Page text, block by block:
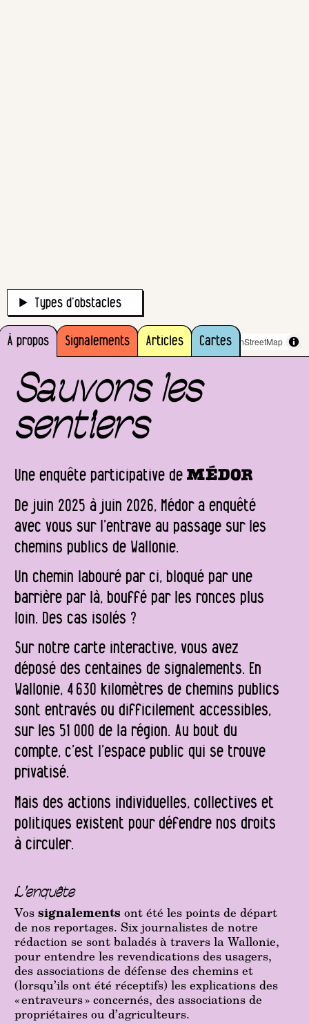
À propos Signalements Articles Cartes
Sauvons les
sentiers
Une enquête participative de
De juin 2025 à juin 2026, Médor a enquêté
avec vous sur l’entrave au passage sur les
chemins publics de Wallonie.
Un chemin labouré par ci, bloqué par une
barrière par là, bouffé par les ronces plus
loin. Des cas isolés ?
Sur notre carte interactive, vous avez
déposé des centaines de signalements. En
Wallonie, 4 630 kilomètres de chemins publics
sont entravés ou difficilement accessibles,
sur les 51 000 de la région. Au bout du
compte, c’est l’espace public qui se trouve
privatisé.
Mais des actions individuelles, collectives et
politiques existent pour défendre nos droits
à circuler.
L’enquête
Vossignalements ont été les points de départ
de nos reportages. Six journalistes de notre
rédaction se sont baladés à travers la Wallonie,
pour entendre les revendications des usagers,
des associations de défense des chemins et
(lorsqu’ils ont été réceptifs) les explications des
« entraveurs » concernés, des associations de
propriétaires ou d’agriculteurs.
Types d’obstacles
MapLibre OpenFreeMap© OpenMapTilesData fromOpenStreetMap